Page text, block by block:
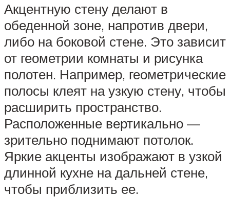
Акцентную стену делают в
обеденной зоне, напротив двери,
либо на боковой стене. Это зависит
от геометрии комнаты и рисунка
полотен. Например, геометрические
полосы клеят на узкую стену, чтобы
расширить пространство.
Расположенные вертикально —
зрительно поднимают потолок.
Яркие акценты изображают в узкой
длинной кухне на дальней стене,
чтобы приблизить ее.